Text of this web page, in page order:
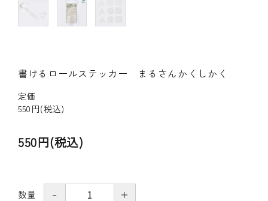
ご利用ガイド／よくあるご質問
マイページ
企業（法人）の皆様へ
書けるロールステッカー まるさんかくしかく
定価
550円(税込)
550円(税込)
数量 － ＋